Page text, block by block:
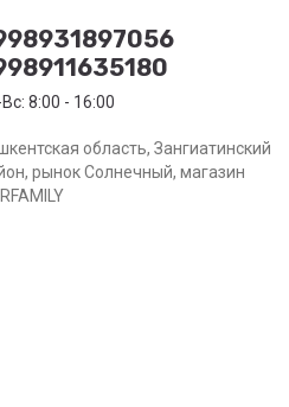
8:00 - 16:00
область, Зангиатинский
рынок Солнечный, магазин